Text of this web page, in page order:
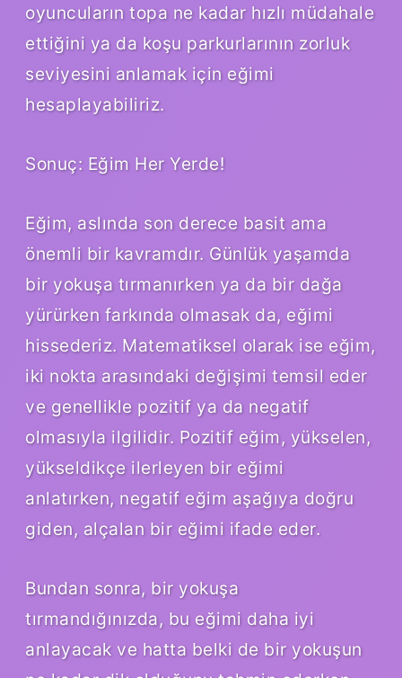
oyuncuların topa ne kadar hızlı müdahale
ettiğini ya da koşu parkurlarının zorluk
seviyesini anlamak için eğimi
hesaplayabiliriz.
Sonuç: Eğim Her Yerde!
Eğim, aslında son derece basit ama
önemli bir kavramdır. Günlük yaşamda
bir yokuşa tırmanırken ya da bir dağa
yürürken farkında olmasak da, eğimi
hissederiz. Matematiksel olarak ise eğim,
iki nokta arasındaki değişimi temsil eder
ve genellikle pozitif ya da negatif
olmasıyla ilgilidir. Pozitif eğim, yükselen,
yükseldikçe ilerleyen bir eğimi
anlatırken, negatif eğim aşağıya doğru
giden, alçalan bir eğimi ifade eder.
Bundan sonra, bir yokuşa
tırmandığınızda, bu eğimi daha iyi
anlayacak ve hatta belki de bir yokuşun